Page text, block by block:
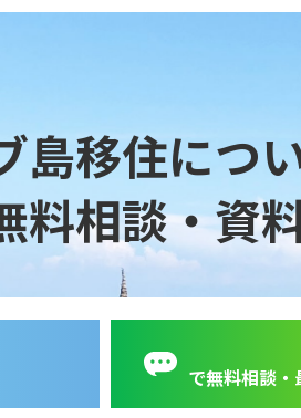
島移住につ
料相談・資
で無料相談・